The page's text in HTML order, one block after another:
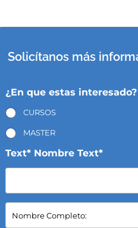
Solicítanos más
¿En que estas interesado?
CURSOS
MASTER
Text* Nombre Text*
N